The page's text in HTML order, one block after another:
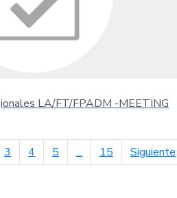
LA/FT/FPADM -MEETING
3 4 5 ... 15 Siguiente